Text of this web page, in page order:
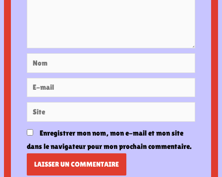
Nom
E-
mail
Site
Enregistrer mon nom, mon e-mail et mon site
dans le navigateur pour mon prochain commentaire.